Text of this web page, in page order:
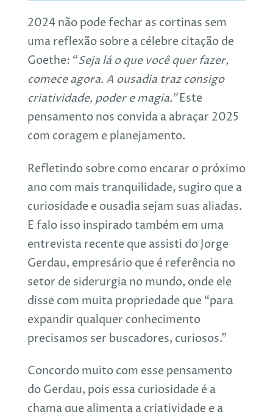
2024 não pode fechar as cortinas sem
uma reflexão sobre a célebre citação de
Goethe: “Seja lá o que você quer fazer,
comece agora. A ousadia traz consigo
criatividade, poder e magia.”Este
pensamento nos convida a abraçar 2025
com coragem e planejamento.
Refletindo sobre como encarar o próximo
ano com mais tranquilidade, sugiro que a
curiosidade e ousadia sejam suas aliadas.
E falo isso inspirado também em uma
entrevista recente que assisti do Jorge
Gerdau, empresário que é referência no
setor de siderurgia no mundo, onde ele
disse com muita propriedade que “para
expandir qualquer conhecimento
precisamos ser buscadores, curiosos.”
Concordo muito com esse pensamento
do Gerdau, pois essa curiosidade é a
chama que alimenta a criatividade e a